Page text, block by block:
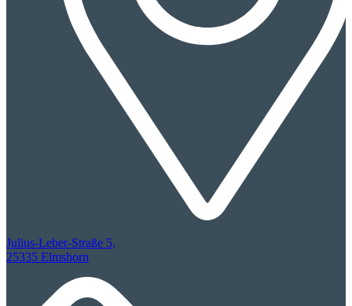
Julius-Leber-Straße 5,
25335 Elmshorn